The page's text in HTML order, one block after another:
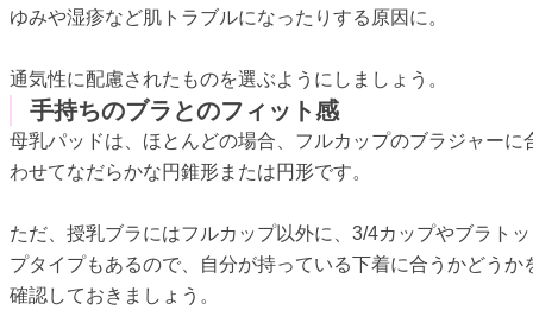
ゆみや湿疹など肌トラブルになったりする原因に。
通気性に配慮されたものを選ぶようにしましょう。
手持ちのブラとのフィット感
母乳パッドは、ほとんどの場合、フルカップのブラジャーに
わせてなだらかな円錐形または円形です。
ただ、授乳ブラにはフルカップ以外に、3/4カップやブラトッ
プタイプもあるので、自分が持っている下着に合うかどうか
確認しておきましょう。